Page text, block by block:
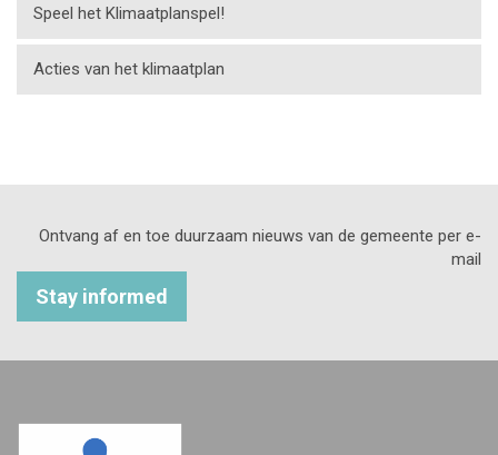
Speel het Klimaatplanspel!
Acties van het klimaatplan
Ontvang af en toe duurzaam nieuws van de gemeente per e-
mail
Stay informed